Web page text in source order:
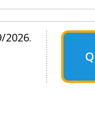
2026.